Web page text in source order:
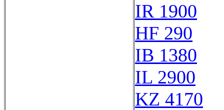
IR 1900
HF 290
IB 1380
IL 2900
KZ 4170